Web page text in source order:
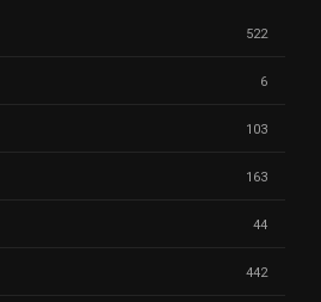
522
6
103
163
44
442